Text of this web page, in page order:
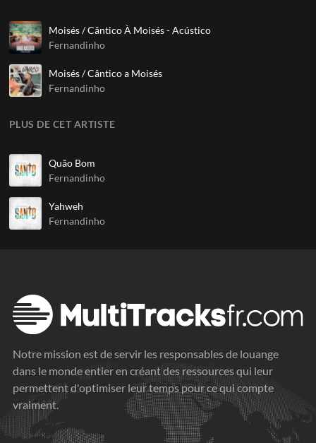
Moisés / Cântico À Moisés - Acústico
Fernandinho
Moisés / Cântico a Moisés
Fernandinho
PLUS DE CET ARTISTE
Quão Bom
Fernandinho
Yahweh
Fernandinho
Notre mission est de servir les responsables de louange
dans le monde entier en créant des ressources qui leur
permettent d'optimiser leur temps pour ce qui compte
vraiment.